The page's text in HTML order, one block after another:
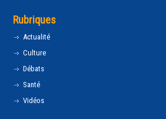
Rubriques
Actualité
Culture
Débats
Santé
Vidéos